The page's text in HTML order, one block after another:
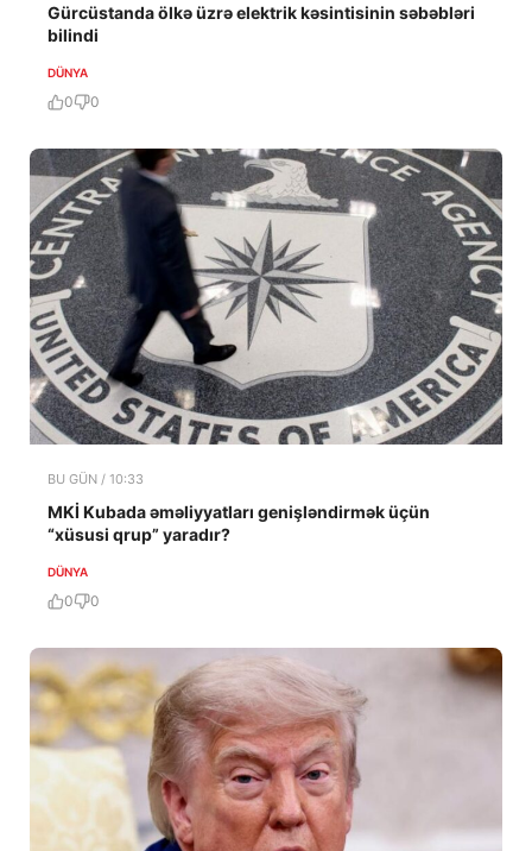
Gürcüstanda ölkə üzrə elektrik kəsintisinin səbəbləri
bilindi
DÜNYA
0 0
BU GÜN / 10:33
MKİ Kubada əməliyyatları genişləndirmək üçün
“xüsusi qrup” yaradır?
DÜNYA
0 0